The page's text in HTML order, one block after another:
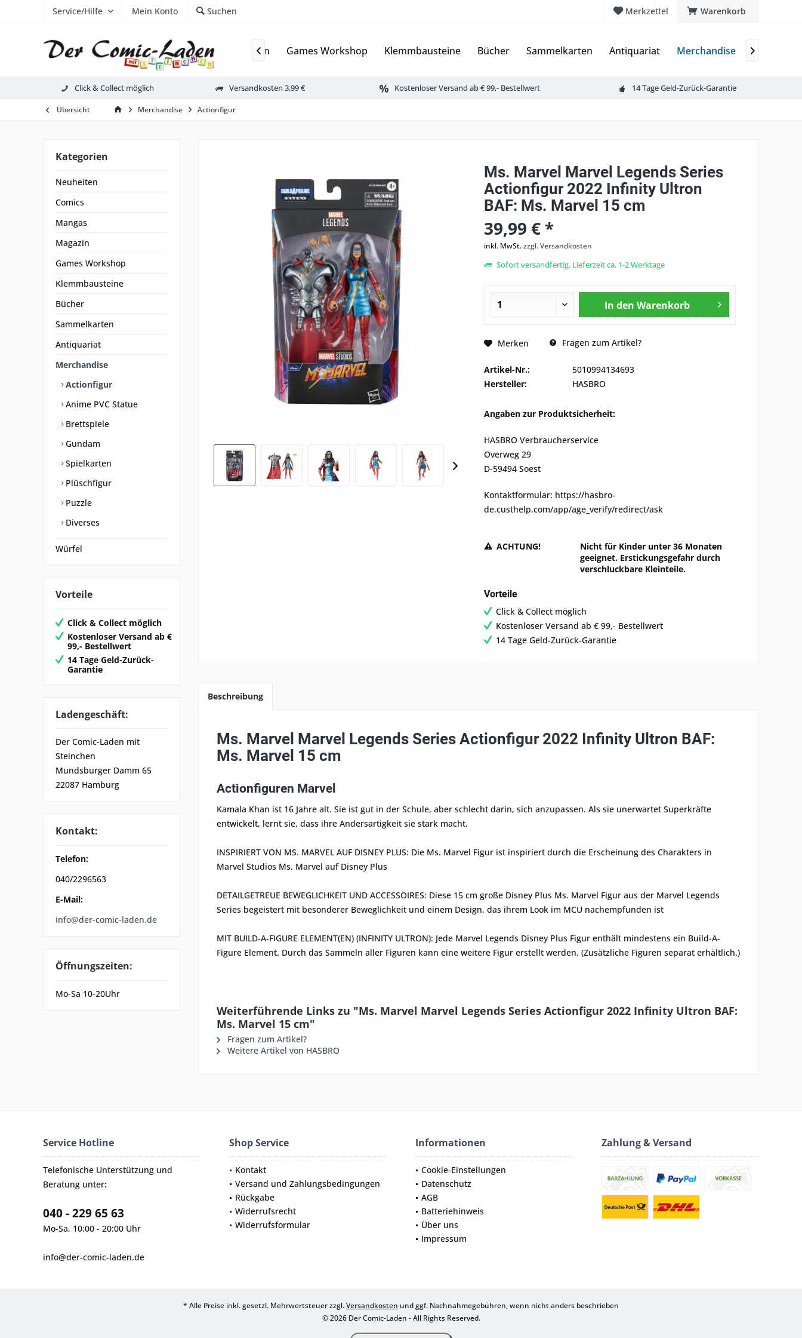
Warenkorb
Merkzettel
Service/Hilfe Mein Konto Suchen
Neuheiten Comics Mangas Magazin Games Workshop Klemmbausteine Bücher Sammelkarten Antiquariat Merchandise Würfel
 
Click & Collect möglich Versandkosten 3,99 € Kostenloser Versand ab € 99,- Bestellwert 14 Tage Geld-Zurück-Garantie
Übersicht Merchandise Actionfigur
Kategorien
Neuheiten
Comics
Mangas
Magazin
Games Workshop
Klemmbausteine
Bücher
Sammelkarten
Antiquariat
Merchandise
Actionfigur
Anime PVC Statue
Brettspiele
Gundam
Spielkarten
Plüschfigur
Puzzle
Diverses
Würfel
Vorteile
Click & Collect möglich
Kostenloser Versand ab €
99,- Bestellwert
14 Tage Geld-Zurück-
Garantie
Ladengeschäft:
Der Comic-Laden mit
Steinchen
Mundsburger Damm 65
22087 Hamburg
Kontakt:
Telefon:
040/2296563
E-Mail:
info@der-comic-laden.de
Öffnungszeiten:
Mo-Sa 10-20Uhr
Ms. Marvel Marvel Legends Series
Actionfigur 2022 Infinity Ultron
BAF: Ms. Marvel 15 cm
39,99 € *
inkl. MwSt.zzgl. Versandkosten
Sofort versandfertig, Lieferzeit ca. 1-2 Werktage
In den Warenkorb
Merken Fragen zum Artikel?
Artikel-Nr.:
5010994134693
Hersteller:
HASBRO
Angaben zur Produktsicherheit:
HASBRO Verbraucherservice
Overweg 29
D-59494 Soest
Kontaktformular: https://hasbro-
de.custhelp.com/app/age_verify/redirect/ask
ACHTUNG!
Nicht für Kinder unter 36 Monaten
geeignet. Erstickungsgefahr durch
verschluckbare Kleinteile.
Vorteile
Click & Collect möglich
Kostenloser Versand ab € 99,- Bestellwert
14 Tage Geld-Zurück-Garantie
Beschreibung
Ms. Marvel Marvel Legends Series Actionfigur 2022 Infinity Ultron BAF:
Ms. Marvel 15 cm
Actionfiguren Marvel
Kamala Khan ist 16 Jahre alt. Sie ist gut in der Schule, aber schlecht darin, sich anzupassen. Als sie unerwartet Superkräfte
entwickelt, lernt sie, dass ihre Andersartigkeit sie stark macht.
INSPIRIERT VON MS. MARVEL AUF DISNEY PLUS: Die Ms. Marvel Figur ist inspiriert durch die Erscheinung des Charakters in
Marvel Studios Ms. Marvel auf Disney Plus
DETAILGETREUE BEWEGLICHKEIT UND ACCESSOIRES: Diese 15 cm große Disney Plus Ms. Marvel Figur aus der Marvel Legends
Series begeistert mit besonderer Beweglichkeit und einem Design, das ihrem Look im MCU nachempfunden ist
MIT BUILD-A-FIGURE ELEMENT(EN) (INFINITY ULTRON): Jede Marvel Legends Disney Plus Figur enthält mindestens ein Build-A-
Figure Element. Durch das Sammeln aller Figuren kann eine weitere Figur erstellt werden. (Zusätzliche Figuren separat erhältlich.)
Weiterführende Links zu "Ms. Marvel Marvel Legends Series Actionfigur 2022 Infinity Ultron BAF:
Ms. Marvel 15 cm"
Fragen zum Artikel?
Weitere Artikel von HASBRO
Service Hotline
Telefonische Unterstützung und
Beratung unter:
040 - 229 65 63
Mo-Sa, 10:00 - 20:00 Uhr
info@der-comic-laden.de
Shop Service
Kontakt
Versand und Zahlungsbedingungen
Rückgabe
Widerrufsrecht
Widerrufsformular
Informationen
Cookie-Einstellungen
Datenschutz
AGB
Batteriehinweis
Über uns
Impressum
Zahlung & Versand
* Alle Preise inkl. gesetzl. Mehrwertsteuer zzgl.Versandkosten und ggf. Nachnahmegebühren, wenn nicht anders beschrieben
© 2026 Der Comic-Laden - All Rights Reserved.